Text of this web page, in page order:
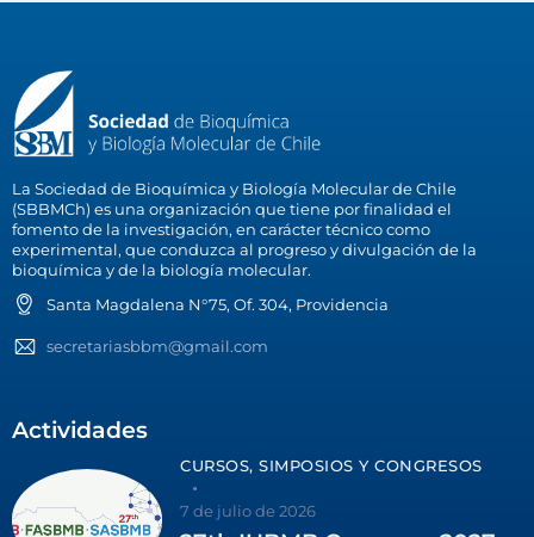
La Sociedad de Bioquímica y Biología Molecular de Chile
(SBBMCh) es una organización que tiene por finalidad el
fomento de la investigación, en carácter técnico como
experimental, que conduzca al progreso y divulgación de la
bioquímica y de la biología molecular.
Santa Magdalena N°75, Of. 304, Providencia
secretariasbbm@gmail.com
Actividades
CURSOS, SIMPOSIOS Y CONGRESOS
7 de julio de 2026